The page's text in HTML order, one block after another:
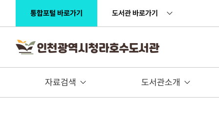
통합포털 바로가기 도서관 바로가기
자료검색 도서관소개